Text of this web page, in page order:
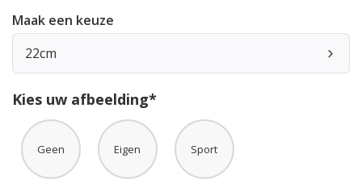
Maak een keuze
22cm
Kies uw afbeelding*
Geen Eigen Sport